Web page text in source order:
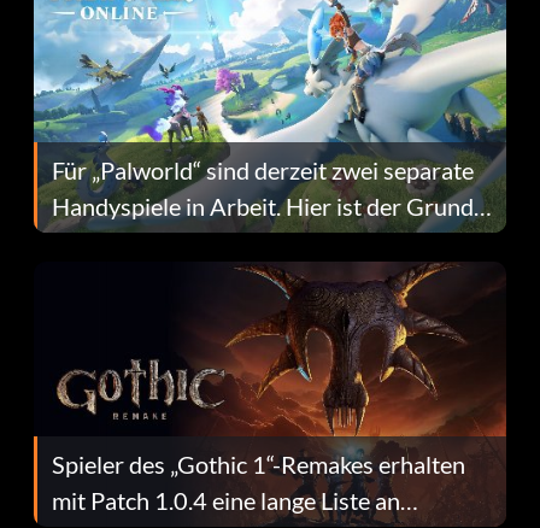
Für „Palworld“ sind derzeit zwei separate
Handyspiele in Arbeit. Hier ist der Grund
dafür.
Spieler des „Gothic 1“-Remakes erhalten
mit Patch 1.0.4 eine lange Liste an